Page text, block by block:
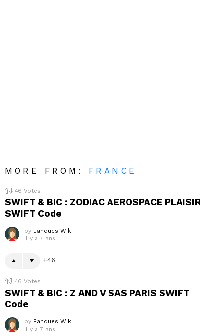
MORE FROM: FRANCE
46 Votes
SWIFT & BIC : ZODIAC AEROSPACE PLAISIR
SWIFT Code
by Banques Wiki
il y a 7 ans
46
46 Votes
SWIFT & BIC : Z AND V SAS PARIS SWIFT
Code
by Banques Wiki
il y a 7 ans